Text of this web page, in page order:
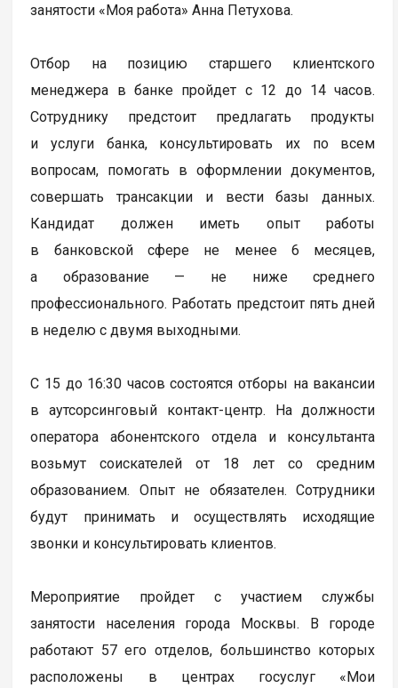
занятости «Моя работа» Анна Петухова.
Отбор на позицию старшего клиентского
менеджера в банке пройдет с 12 до 14 часов.
Сотруднику предстоит предлагать продукты
и услуги банка, консультировать их по всем
вопросам, помогать в оформлении документов,
совершать трансакции и вести базы данных.
Кандидат должен иметь опыт работы
в банковской сфере не менее 6 месяцев,
а образование — не ниже среднего
профессионального. Работать предстоит пять дней
в неделю с двумя выходными.
С 15 до 16:30 часов состоятся отборы на вакансии
в аутсорсинговый контакт-центр. На должности
оператора абонентского отдела и консультанта
возьмут соискателей от 18 лет со средним
образованием. Опыт не обязателен. Сотрудники
будут принимать и осуществлять исходящие
звонки и консультировать клиентов.
Мероприятие пройдет с участием службы
занятости населения города Москвы. В городе
работают 57 его отделов, большинство которых
расположены в центрах госуслуг «Мои